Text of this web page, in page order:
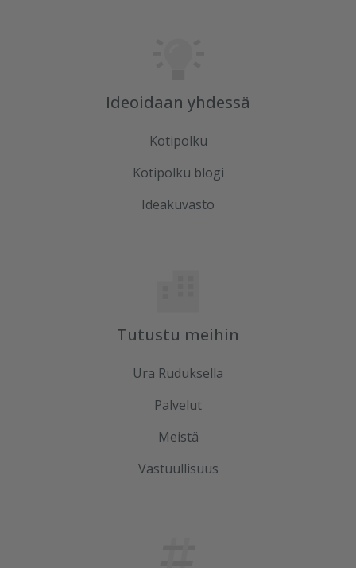
Ideoidaan yhdessä
Kotipolku
Kotipolku blogi
Ideakuvasto
Tutustu meihin
Ura Ruduksella
Palvelut
Meistä
Vastuullisuus